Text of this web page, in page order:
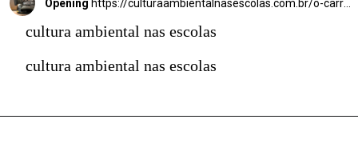
Opening
cultura ambiental nas escolas
cultura ambiental nas escolas